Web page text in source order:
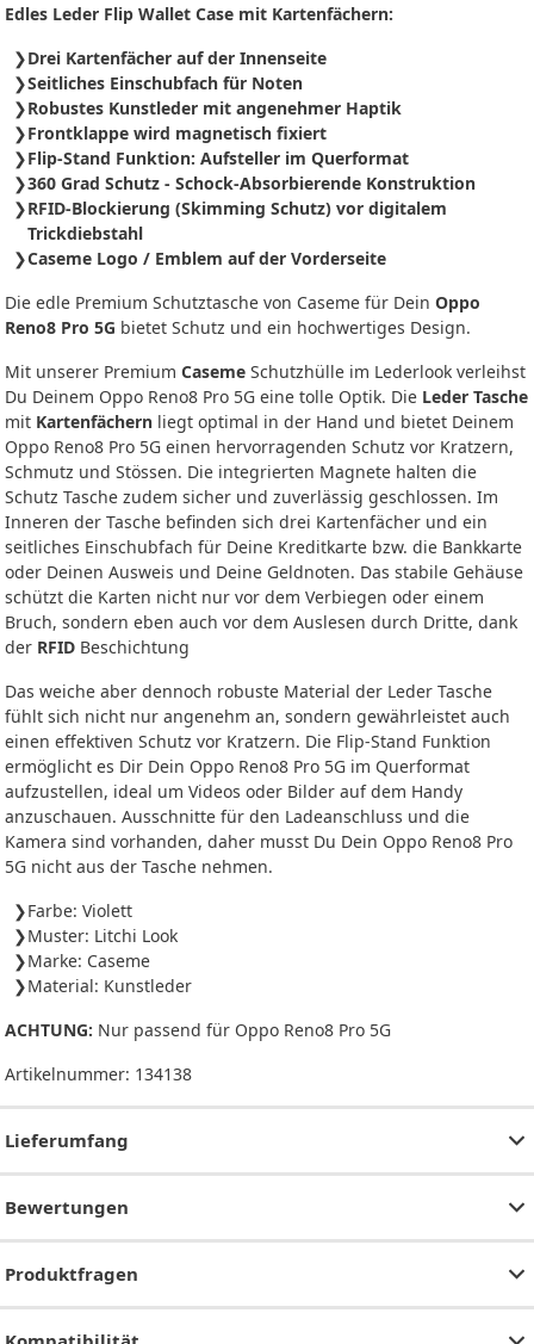
Edles Leder Flip Wallet Case mit Kartenfächern:
Drei Kartenfächer auf der Innenseite
Seitliches Einschubfach für Noten
Robustes Kunstleder mit angenehmer Haptik
Frontklappe wird magnetisch fixiert
Flip-Stand Funktion: Aufsteller im Querformat
360 Grad Schutz - Schock-Absorbierende Konstruktion
RFID-Blockierung (Skimming Schutz) vor digitalem
Trickdiebstahl
Caseme Logo / Emblem auf der Vorderseite
Die edle Premium Schutztasche von Caseme für Dein Oppo
Reno8 Pro 5G bietet Schutz und ein hochwertiges Design.
Mit unserer Premium Caseme Schutzhülle im Lederlook verleihst
Du Deinem Oppo Reno8 Pro 5G eine tolle Optik. Die Leder Tasche
mit Kartenfächern liegt optimal in der Hand und bietet Deinem
Oppo Reno8 Pro 5G einen hervorragenden Schutz vor Kratzern,
Schmutz und Stössen. Die integrierten Magnete halten die
Schutz Tasche zudem sicher und zuverlässig geschlossen. Im
Inneren der Tasche befinden sich drei Kartenfächer und ein
seitliches Einschubfach für Deine Kreditkarte bzw. die Bankkarte
oder Deinen Ausweis und Deine Geldnoten. Das stabile Gehäuse
schützt die Karten nicht nur vor dem Verbiegen oder einem
Bruch, sondern eben auch vor dem Auslesen durch Dritte, dank
der RFID Beschichtung
Das weiche aber dennoch robuste Material der Leder Tasche
fühlt sich nicht nur angenehm an, sondern gewährleistet auch
einen effektiven Schutz vor Kratzern. Die Flip-Stand Funktion
ermöglicht es Dir Dein Oppo Reno8 Pro 5G im Querformat
aufzustellen, ideal um Videos oder Bilder auf dem Handy
anzuschauen. Ausschnitte für den Ladeanschluss und die
Kamera sind vorhanden, daher musst Du Dein Oppo Reno8 Pro
5G nicht aus der Tasche nehmen.
Farbe: Violett
Muster: Litchi Look
Marke: Caseme
Material: Kunstleder
ACHTUNG: Nur passend für Oppo Reno8 Pro 5G
Artikelnummer: 134138
Lieferumfang
Bewertungen
Produktfragen